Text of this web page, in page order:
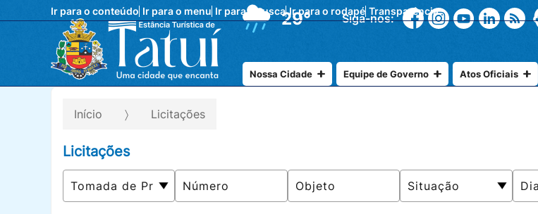
Ir para o conteúdo Ir para o menu Ir para a busca Ir para o rodapé Transparência
29° Siga-nos:
Nossa Cidade Equipe de Governo Atos Oficiais
Início Licitações
Licitações